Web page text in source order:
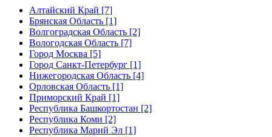
Алтайский Край [7]
Брянская Область [1]
Волгоградская Область [2]
Вологодская Область [7]
Город Москва [5]
Город Санкт-Петербург [1]
Нижегородская Область [4]
Орловская Область [1]
Приморский Край [1]
Республика Башкортостан [2]
Республика Коми [2]
Республика Марий Эл [1]